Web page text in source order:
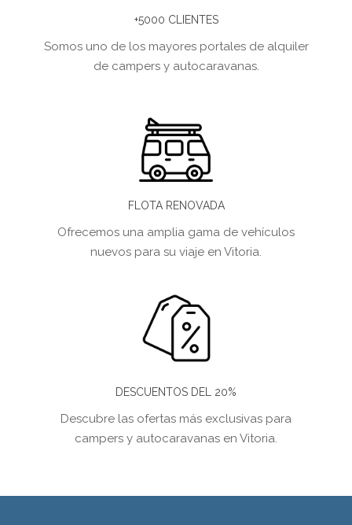
+5000 CLIENTES
Somos uno de los mayores portales de alquiler
de campers y autocaravanas.
FLOTA RENOVADA
Ofrecemos una amplia gama de vehículos
nuevos para su viaje en Vitoria.
DESCUENTOS DEL 20%
Descubre las ofertas más exclusivas para
campers y autocaravanas en Vitoria.